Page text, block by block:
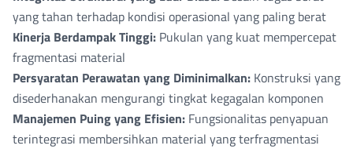
yang tahan terhadap kondisi operasional yang paling berat
Kinerja Berdampak Tinggi: Pukulan yang kuat mempercepat
fragmentasi material
Persyaratan Perawatan yang Diminimalkan: Konstruksi yang
disederhanakan mengurangi tingkat kegagalan komponen
Manajemen Puing yang Efisien: Fungsionalitas penyapuan
terintegrasi membersihkan material yang terfragmentasi